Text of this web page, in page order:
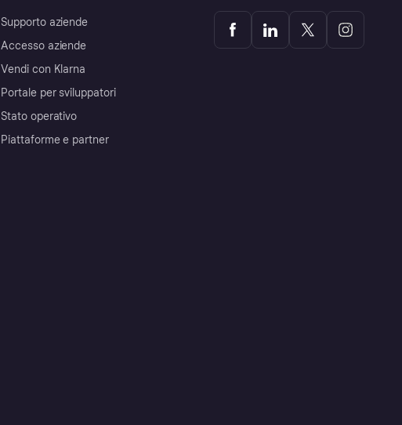
Supporto aziende
Accesso aziende
Vendi con Klarna
Portale per sviluppatori
Stato operativo
Piattaforme e partner